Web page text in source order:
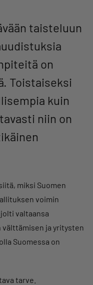
taisteluun
on
Toistaiseksi
kuin
niin on
miksi Suomen
voimin
valtaansa
välttämisen ja yritysten
Suomessa on
tarve.